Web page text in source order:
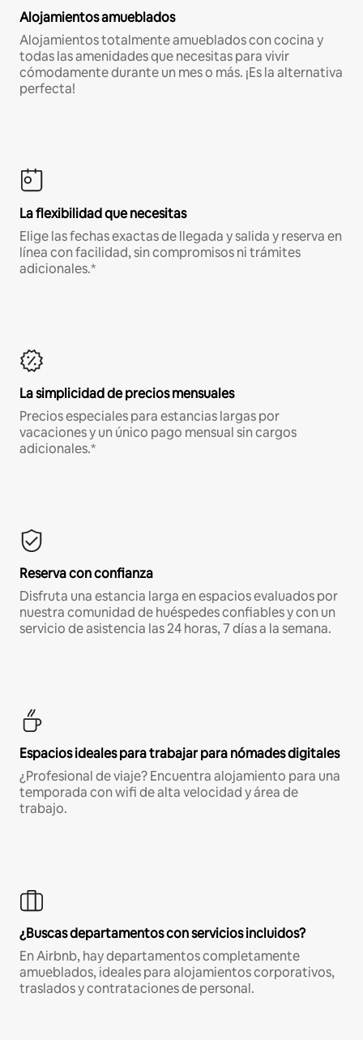
Alojamientos amueblados
Alojamientos totalmente amueblados con cocina y
todas las amenidades que necesitas para vivir
cómodamente durante un mes o más. ¡Es la alternativa
perfecta!
La flexibilidad que necesitas
Elige las fechas exactas de llegada y salida y reserva en
línea con facilidad, sin compromisos ni trámites
adicionales.*
La simplicidad de precios mensuales
Precios especiales para estancias largas por
vacaciones y un único pago mensual sin cargos
adicionales.*
Reserva con confianza
Disfruta una estancia larga en espacios evaluados por
nuestra comunidad de huéspedes confiables y con un
servicio de asistencia las 24 horas, 7 días a la semana.
Espacios ideales para trabajar para nómades digitales
¿Profesional de viaje? Encuentra alojamiento para una
temporada con wifi de alta velocidad y área de
trabajo.
¿Buscas departamentos con servicios incluidos?
En Airbnb, hay departamentos completamente
amueblados, ideales para alojamientos corporativos,
traslados y contrataciones de personal.